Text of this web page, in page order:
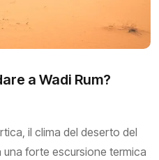
a Wadi Rum?
il clima del deserto del
forte escursione termica